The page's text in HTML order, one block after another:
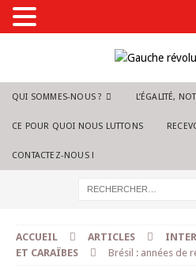
QUI SOMMES-NOUS ? L’ÉGALITÉ,
CE POUR QUOI NOUS LUTTONS
CONTACTEZ-NOUS !
ACCUEIL ARTICLES
ET CARAÏBES
Brésil : années de